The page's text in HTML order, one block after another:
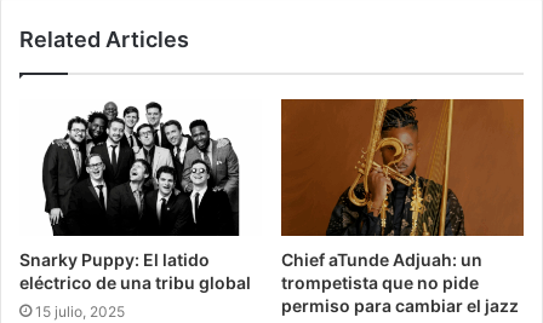
Related Articles
Snarky Puppy: El latido
eléctrico de una tribu global
15 julio, 2025
Chief aTunde Adjuah: un
trompetista que no pide
permiso para cambiar el jazz